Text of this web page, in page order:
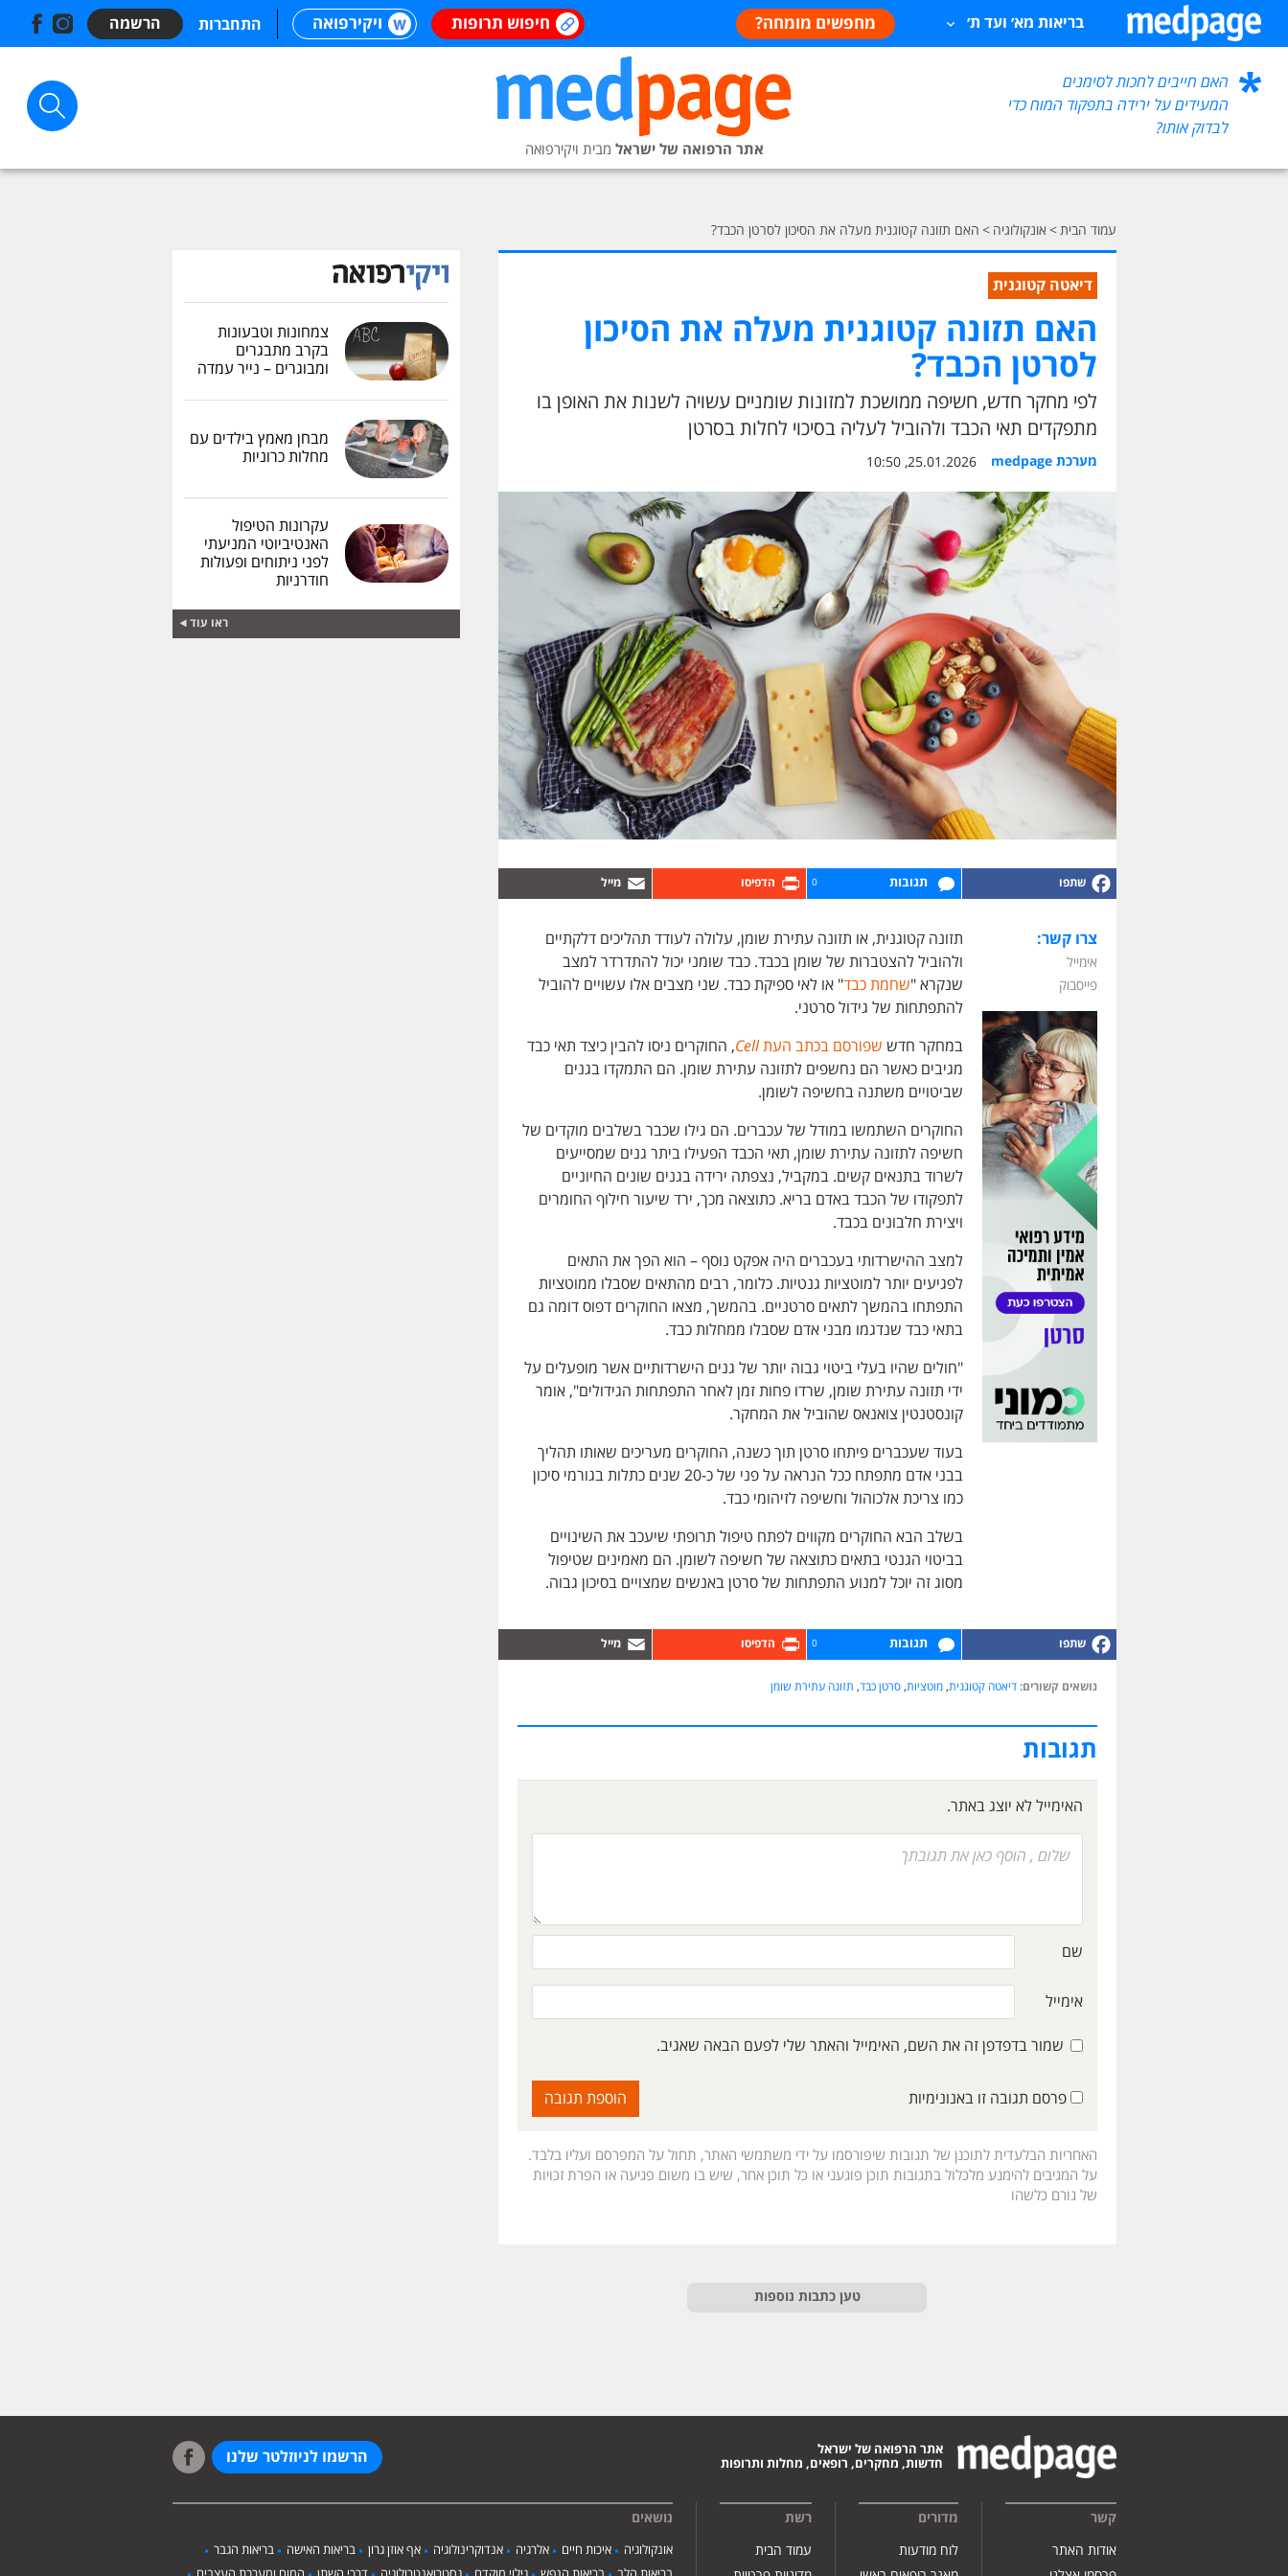
בריאות מא׳ ועד ת׳ מחפשים מומחה? חיפוש תרופות ויקירפואה התחברות הרשמה
האם חייבים לחכות לסימנים
המעידים על ירידה בתפקוד המוח כדי
לבדוק אותו?
אתר הרפואה של ישראל מבית ויקירפואה
עמוד הבית > אונקולוגיה > האם תזונה קטוגנית מעלה את הסיכון לסרטן הכבד?
דיאטה קטוגנית
האם תזונה קטוגנית מעלה את הסיכון
לסרטן הכבד?
לפי מחקר חדש, חשיפה ממושכת למזונות שומניים עשויה לשנות את האופן בו
מתפקדים תאי הכבד ולהוביל לעליה בסיכוי לחלות בסרטן
מערכת medpage 25.01.2026, 10:50
תגובות 0
צרו קשר:
אימייל
פייסבוק
תזונה קטוגנית, או תזונה עתירת שומן, עלולה לעודד תהליכים דלקתיים
ולהוביל להצטברות של שומן בכבד. כבד שומני יכול להתדרדר למצב
שנקרא "שחמת כבד" או לאי ספיקת כבד. שני מצבים אלו עשויים להוביל
להתפתחות של גידול סרטני.
במחקר חדש שפורסם בכתב העתCell, החוקרים ניסו להבין כיצד תאי כבד
מגיבים כאשר הם נחשפים לתזונה עתירת שומן. הם התמקדו בגנים
שביטויים משתנה בחשיפה לשומן.
החוקרים השתמשו במודל של עכברים. הם גילו שכבר בשלבים מוקדים של
חשיפה לתזונה עתירת שומן, תאי הכבד הפעילו ביתר גנים שמסייעים
לשרוד בתנאים קשים. במקביל, נצפתה ירידה בגנים שונים החיוניים
לתפקודו של הכבד באדם בריא. כתוצאה מכך, ירד שיעור חילוף החומרים
ויצירת חלבונים בכבד.
למצב ההישרדותי בעכברים היה אפקט נוסף – הוא הפך את התאים
לפגיעים יותר למוטציות גנטיות. כלומר, רבים מהתאים שסבלו ממוטציות
התפתחו בהמשך לתאים סרטניים. בהמשך, מצאו החוקרים דפוס דומה גם
בתאי כבד שנדגמו מבני אדם שסבלו ממחלות כבד.
"חולים שהיו בעלי ביטוי גבוה יותר של גנים הישרדותיים אשר מופעלים על
ידי תזונה עתירת שומן, שרדו פחות זמן לאחר התפתחות הגידולים", אומר
קונסטנטין צואנאס שהוביל את המחקר.
בעוד שעכברים פיתחו סרטן תוך כשנה, החוקרים מעריכים שאותו תהליך
בבני אדם מתפתח ככל הנראה על פני של כ-20 שנים כתלות בגורמי סיכון
כמו צריכת אלכוהול וחשיפה לזיהומי כבד.
בשלב הבא החוקרים מקווים לפתח טיפול תרופתי שיעכב את השינויים
בביטוי הגנטי בתאים כתוצאה של חשיפה לשומן. הם מאמינים שטיפול
מסוג זה יוכל למנוע התפתחות של סרטן באנשים שמצויים בסיכון גבוה.
תגובות 0
נושאים קשורים: דיאטה קטוגנית,מוטציות,סרטן כבד, תזונה עתירת שומן
תגובות
האימייל לא יוצג באתר.
שם
אימייל
שמור בדפדפן זה את השם, האימייל והאתר שלי לפעם הבאה שאגיב.
פרסם תגובה זו באנונימיות
האחריות הבלעדית לתוכנן של תגובות שיפורסמו על ידי משתמשי האתר, תחול על המפרסם ועליו בלבד.
על המגיבים להימנע מלכלול בתגובות תוכן פוגעני או כל תוכן אחר, שיש בו משום פגיעה או הפרת זכויות
של גורם כלשהו
טען כתבות נוספות
צמחונות וטבעונות
בקרב מתבגרים
ומבוגרים – נייר עמדה
מבחן מאמץ בילדים עם
מחלות כרוניות
עקרונות הטיפול
האנטיביוטי המניעתי
לפני ניתוחים ופעולות
חודרניות
ראו עוד
אתר הרפואה של ישראל
חדשות, מחקרים, רופאים, מחלות ותרופות
הרשמו לניוזלטר שלנו
קשר
אודות האתר
מדורים
לוח מודעות
רשת
עמוד הבית
נושאים
אונקולוגיה איכות חיים אלרגיה אנדוקרינולוגיה אף אוזן גרון בריאות האישה
בריאות הגבר